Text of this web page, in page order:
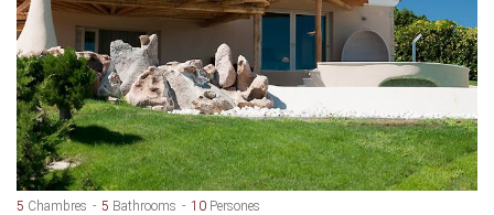
5 Chambres 5 Bathrooms 10 Persones